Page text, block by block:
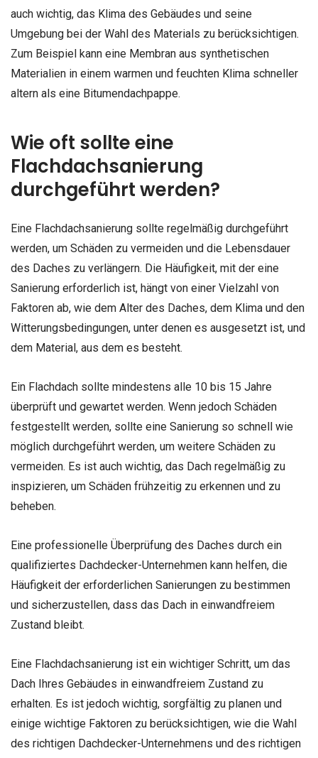
auch wichtig, das Klima des Gebäudes und seine
Umgebung bei der Wahl des Materials zu berücksichtigen.
Zum Beispiel kann eine Membran aus synthetischen
Materialien in einem warmen und feuchten Klima schneller
altern als eine Bitumendachpappe.
Wie oft sollte eine
Flachdachsanierung
durchgeführt werden?
Eine Flachdachsanierung sollte regelmäßig durchgeführt
werden, um Schäden zu vermeiden und die Lebensdauer
des Daches zu verlängern. Die Häufigkeit, mit der eine
Sanierung erforderlich ist, hängt von einer Vielzahl von
Faktoren ab, wie dem Alter des Daches, dem Klima und den
Witterungsbedingungen, unter denen es ausgesetzt ist, und
dem Material, aus dem es besteht.
Ein Flachdach sollte mindestens alle 10 bis 15 Jahre
überprüft und gewartet werden. Wenn jedoch Schäden
festgestellt werden, sollte eine Sanierung so schnell wie
möglich durchgeführt werden, um weitere Schäden zu
vermeiden. Es ist auch wichtig, das Dach regelmäßig zu
inspizieren, um Schäden frühzeitig zu erkennen und zu
beheben.
Eine professionelle Überprüfung des Daches durch ein
qualifiziertes Dachdecker-Unternehmen kann helfen, die
Häufigkeit der erforderlichen Sanierungen zu bestimmen
und sicherzustellen, dass das Dach in einwandfreiem
Zustand bleibt.
Eine Flachdachsanierung ist ein wichtiger Schritt, um das
Dach Ihres Gebäudes in einwandfreiem Zustand zu
erhalten. Es ist jedoch wichtig, sorgfältig zu planen und
einige wichtige Faktoren zu berücksichtigen, wie die Wahl
des richtigen Dachdecker-Unternehmens und des richtigen